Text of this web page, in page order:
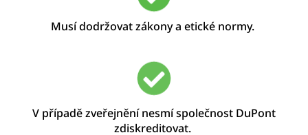
Musí dodržovat zákony a etické normy.
V případě zveřejnění nesmí společnost DuPont
zdiskreditovat.